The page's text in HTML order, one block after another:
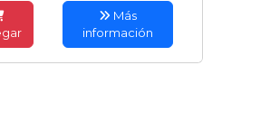
Más
información